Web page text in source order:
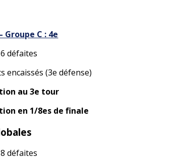
Groupe C : 4e
défaites
encaissés (3e défense)
au 3e tour
en 1/8es de finale
défaites